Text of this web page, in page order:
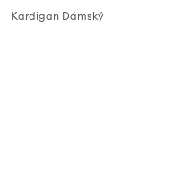
Kardigan Dámský